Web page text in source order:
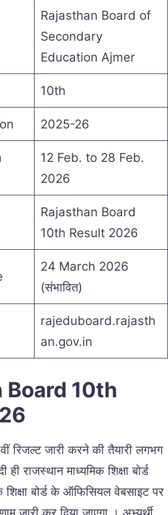
Rajasthan Board of
Secondary
Education Ajmer
10th
2025-26
12 Feb. to 28 Feb.
2026
Rajasthan Board
10th Result 2026
24 March 2026
(संभावित)
rajeduboard.rajasth
an.gov.in
Board 10th
रिजल्ट जारी करने की तैयारी लगभग
राजस्थान माध्यमिक शिक्षा बोर्ड
शिक्षा बोर्ड के ऑफिसियल वेबसाइट पर